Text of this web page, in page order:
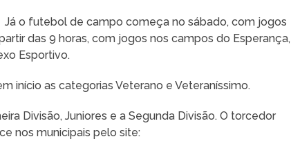
Já o futebol de campo começa no sábado, com jogos
das 9 horas, com jogos nos campos do Esperança,
Esportivo.
início as categorias Veterano e Veteraníssimo.
Divisão, Juniores e a Segunda Divisão. O torcedor
nos municipais pelo site: